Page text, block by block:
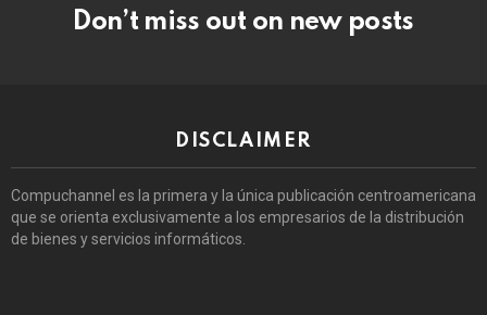
Don’t miss out on new posts
DISCLAIMER
Compuchannel es la primera y la única publicación centroamericana
que se orienta exclusivamente a los empresarios de la distribución
de bienes y servicios informáticos.